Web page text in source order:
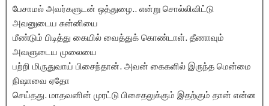
பேசாமல் அவர்களுடன் ஒத்துழை.. என்று சொல்லிவிட்டு
அவனுடைய சுன்னியை
மீண்டும் பிடித்து கையில் வைத்துக் கொண்டாள். தீணாவும்
அவளுடைய முலையை
பற்றி மிருதுவாய் பிசைந்தான். அவன் கைகளில் இருந்த மென்மை
நிஷாவை ஏதோ
செய்தது. மாதவனின் முரட்டு பிசைதலுக்கும் இதற்கும் தான் என்ன